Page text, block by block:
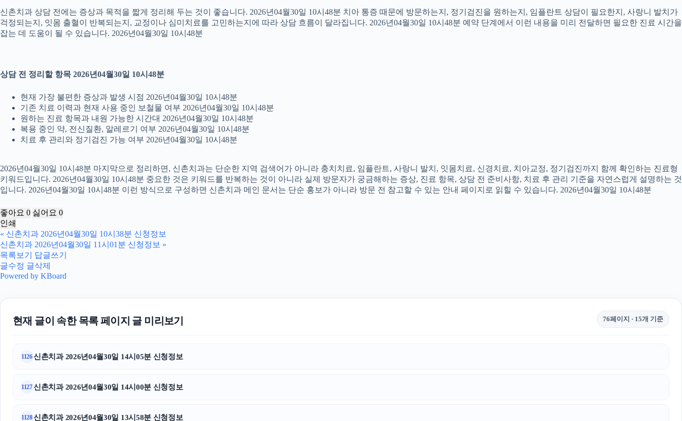
신촌치과 상담 전에는 증상과 목적을 짧게 정리해 두는 것이 좋습니다. 2026년04월30일 10시48분 치아 통증 때문에 방문하는지, 정기검진을 원하는지, 임플란트 상담이 필요한지, 사랑니 발치가
걱정되는지, 잇몸 출혈이 반복되는지, 교정이나 심미치료를 고민하는지에 따라 상담 흐름이 달라집니다. 2026년04월30일 10시48분 예약 단계에서 이런 내용을 미리 전달하면 필요한 진료 시간을
잡는 데 도움이 될 수 있습니다. 2026년04월30일 10시48분
상담 전 정리할 항목 2026년04월30일 10시48분
현재 가장 불편한 증상과 발생 시점 2026년04월30일 10시48분
기존 치료 이력과 현재 사용 중인 보철물 여부 2026년04월30일 10시48분
원하는 진료 항목과 내원 가능한 시간대 2026년04월30일 10시48분
복용 중인 약, 전신질환, 알레르기 여부 2026년04월30일 10시48분
치료 후 관리와 정기검진 가능 여부 2026년04월30일 10시48분
2026년04월30일 10시48분 마지막으로 정리하면, 신촌치과는 단순한 지역 검색어가 아니라 충치치료, 임플란트, 사랑니 발치, 잇몸치료, 신경치료, 치아교정, 정기검진까지 함께 확인하는 진료형
키워드입니다. 2026년04월30일 10시48분 중요한 것은 키워드를 반복하는 것이 아니라 실제 방문자가 궁금해하는 증상, 진료 항목, 상담 전 준비사항, 치료 후 관리 기준을 자연스럽게 설명하는 것
입니다. 2026년04월30일 10시48분 이런 방식으로 구성하면 신촌치과 메인 문서는 단순 홍보가 아니라 방문 전 참고할 수 있는 안내 페이지로 읽힐 수 있습니다. 2026년04월30일 10시48분
좋아요 0 싫어요 0
인쇄
« 신촌치과 2026년04월30일 10시38분 신청정보
신촌치과 2026년04월30일 11시01분 신청정보 »
목록보기
답글쓰기
글수정 글삭제
Powered by KBoard
현재 글이 속한 목록 페이지 글 미리보기 76페이지 · 15개 기준
1126신촌치과 2026년04월30일 14시05분 신청정보
1127신촌치과 2026년04월30일 14시00분 신청정보
1128신촌치과 2026년04월30일 13시58분 신청정보